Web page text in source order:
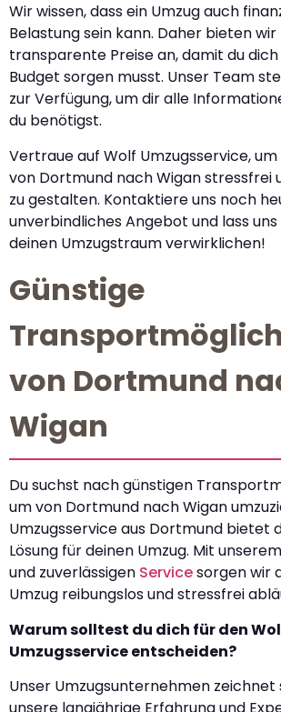
Wir wissen, dass ein Umzug auch
Belastung sein kann. Daher bieten
transparente Preise an, damit du
Budget sorgen musst. Unser Team
zur Verfügung, um dir alle
du benötigst.
Vertraue auf Wolf Umzugsservice,
von Dortmund nach Wigan stressfrei
zu gestalten. Kontaktiere uns noch
unverbindliches Angebot und lass
deinen Umzugstraum verwirklichen!
Günstige
von Dortmund
Wigan
Du suchst nach günstigen
um von Dortmund nach Wigan
Umzugsservice aus Dortmund bietet
Lösung für deinen Umzug. Mit
und zuverlässigen Servicesorgen wir
Umzug reibungslos und stressfrei
Warum solltest du dich für den
Umzugsservice entscheiden?
Unser Umzugsunternehmen zeichnet